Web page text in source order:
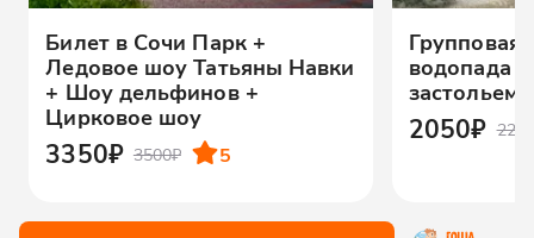
Билет в Сочи Парк +
Ледовое шоу Татьяны Навки
+ Шоу дельфинов +
Цирковое шоу
3350₽ 3500₽ 5
Групповая
водопада
застольем
2050₽